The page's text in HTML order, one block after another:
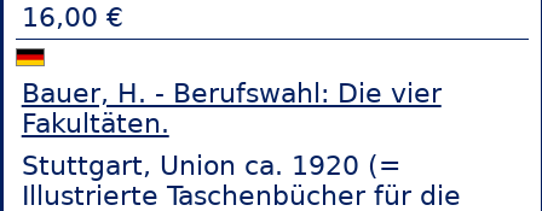
16,00 €
Bauer, H. - Berufswahl: Die vier
Fakultäten.
Stuttgart, Union ca. 1920 (=
Illustrierte Taschenbücher für die